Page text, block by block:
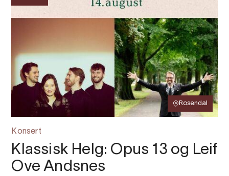
Rosendal
Konsert
Klassisk Helg: Opus 13 og Leif
Ove Andsnes